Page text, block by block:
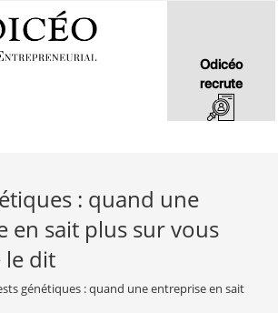
Odicéo
recrute
: quand une
en sait plus sur vous
le dit
génétiques : quand une entreprise en sait plus